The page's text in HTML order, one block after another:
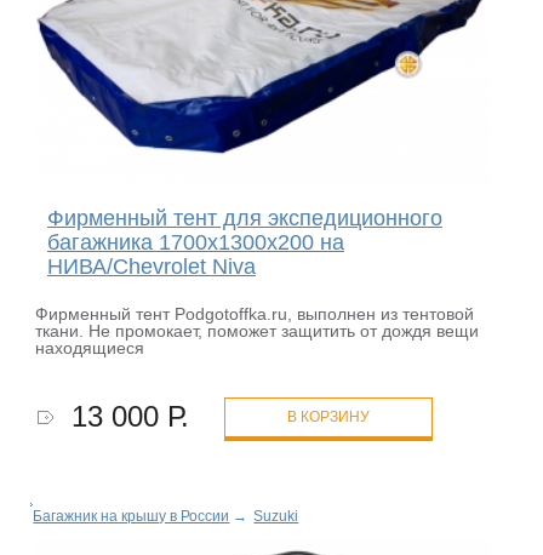
Фирменный тент для экспедиционного
багажника 1700х1300х200 на
НИВА/Chevrolet Niva
Фирменный тент Podgotoffka.ru, выполнен из тентовой
ткани. Не промокает, поможет защитить от дождя вещи
находящиеся
13 000 Р. В КОРЗИНУ
Багажник на крышу в России → Suzuki